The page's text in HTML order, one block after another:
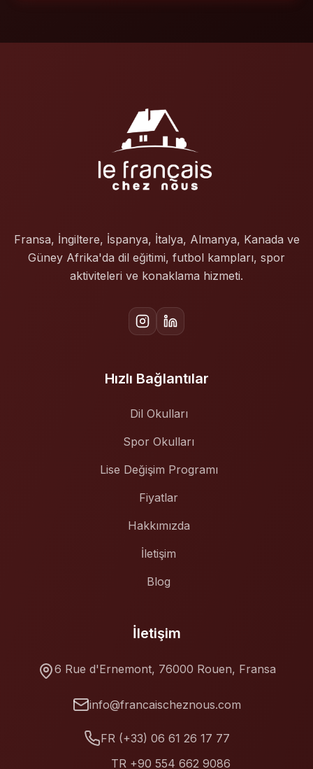
Fransa, İngiltere, İspanya, İtalya, Almanya, Kanada ve
Güney Afrika'da dil eğitimi, futbol kampları, spor
aktiviteleri ve konaklama hizmeti.
Hızlı Bağlantılar
Dil Okulları
Spor Okulları
Lise Değişim Programı
Fiyatlar
Hakkımızda
İletişim
Blog
İletişim
6 Rue d'Ernemont, 76000 Rouen, Fransa
info@francaischeznous.com
FR (+33) 06 61 26 17 77
TR +90 554 662 9086